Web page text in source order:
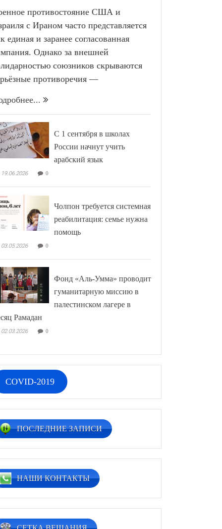
противостояние США и
с Ираном часто представляется
единая и заранее согласованная
Однако за внешней
союзников скрываются
противоречия —
С 1 сентября в школах
России начнут учить
арабский язык
19.06.2026 0
Чолпон требуется системная
реабилитация: семье нужна
помощь
03.05.2026 0
Фонд «Аль-Умма» проводит
гуманитарную миссию в
палестинском лагере в
Рамадан
02.03.2026 0
COVID-2019
ПОСЛЕДНИЕ ЗАПИСИ
НАШИ КОНТАКТЫ